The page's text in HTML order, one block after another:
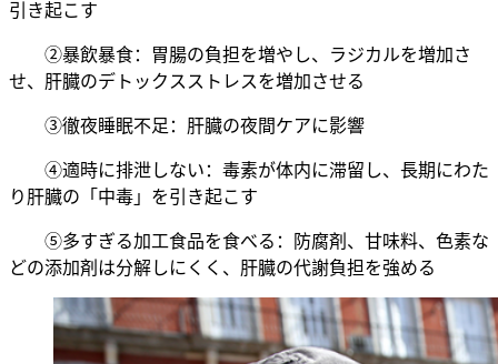
引き起こす
②暴飲暴食：胃腸の負担を増やし、ラジカルを増加さ
せ、肝臓のデトックスストレスを増加させる
③徹夜睡眠不足：肝臓の夜間ケアに影響
④適時に排泄しない：毒素が体内に滞留し、長期にわた
り肝臓の「中毒」を引き起こす
⑤多すぎる加工食品を食べる：防腐剤、甘味料、色素な
どの添加剤は分解しにくく、肝臓の代謝負担を強める